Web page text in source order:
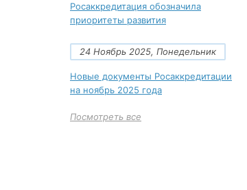
Росаккредитация обозначила
приоритеты развития
24 Ноябрь 2025, Понедельник
Новые документы Росаккредитации
на ноябрь 2025 года
Посмотреть все